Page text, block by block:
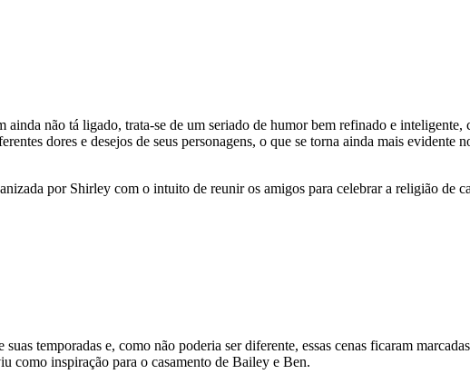
não tá ligado, trata-se de um seriado de humor bem refinado e inteligente,
dores e desejos de seus personagens, o que se torna ainda mais evidente
por Shirley com o intuito de reunir os amigos para celebrar a religião de
temporadas e, como não poderia ser diferente, essas cenas ficaram
como inspiração para o casamento de Bailey e Ben.